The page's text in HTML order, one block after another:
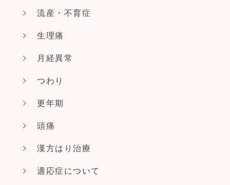
流産・不育症
生理痛
月経異常
つわり
更年期
頭痛
漢方はり治療
適応症について